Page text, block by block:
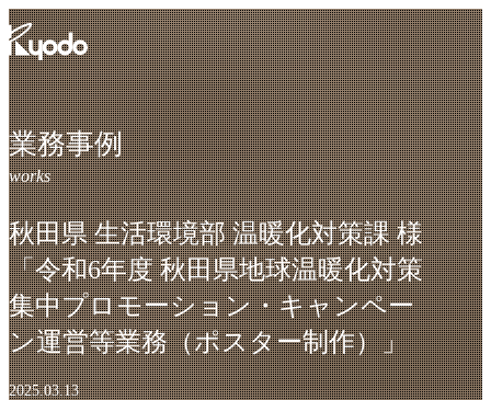
コ
ン
テ
ン
ツ
を
表
示
業務事例
秋田県 生活環境部 温暖化対策課 様
「令和6年度 秋田県地球温暖化対策
集中プロモーション・キャンペー
ン運営等業務（ポスター制作）」
2025.03.13